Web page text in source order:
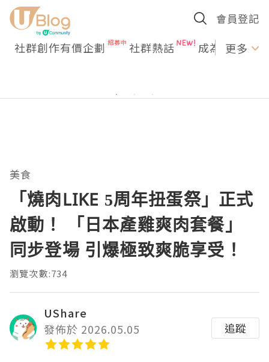
會員登記
社群創作有價企劃 社群熱話 成為U更多
美食
「燒肉LIKE 5周年扭蛋祭」正式
啟動！ 「日本產雞爽肉套餐」
同步登場 引爆極致爽脆享受！
瀏覽次數:734
UShare
發佈於 2026.05.05
追蹤